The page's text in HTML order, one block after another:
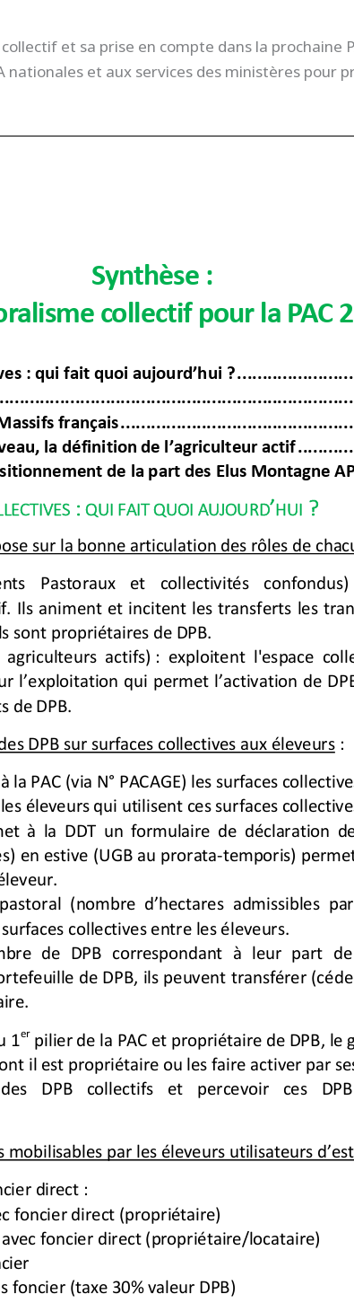
et sa prise en compte dans la prochaine
et aux services des ministères pour